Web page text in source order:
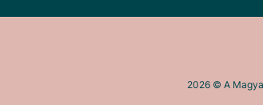
2026 © A